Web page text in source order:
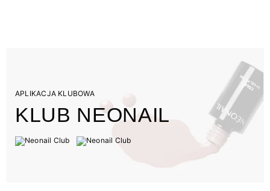
APLIKACJA KLUBOWA
KLUB NEONAIL